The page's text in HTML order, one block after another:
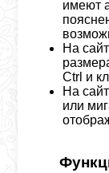
имеют
На
Ctrl и
На
или